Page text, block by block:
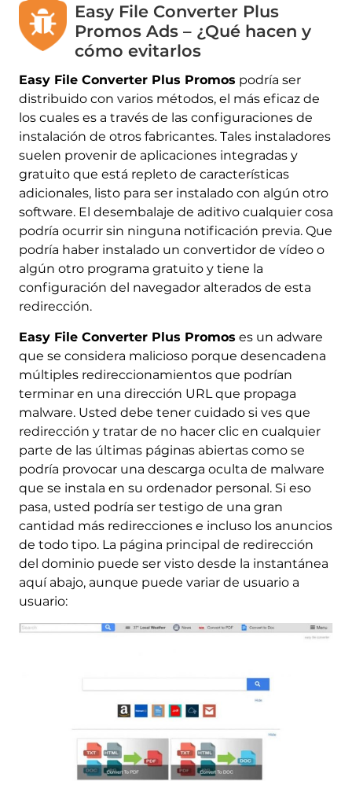
Easy File Converter Plus
Promos Ads – ¿Qué hacen y
cómo evitarlos
Easy File Converter Plus Promos podría ser
distribuido con varios métodos, el más eficaz de
los cuales es a través de las configuraciones de
instalación de otros fabricantes. Tales instaladores
suelen provenir de aplicaciones integradas y
gratuito que está repleto de características
adicionales, listo para ser instalado con algún otro
software. El desembalaje de aditivo cualquier cosa
podría ocurrir sin ninguna notificación previa. Que
podría haber instalado un convertidor de vídeo o
algún otro programa gratuito y tiene la
configuración del navegador alterados de esta
redirección.
Easy File Converter Plus Promos es un adware
que se considera malicioso porque desencadena
múltiples redireccionamientos que podrían
terminar en una dirección URL que propaga
malware. Usted debe tener cuidado si ves que
redirección y tratar de no hacer clic en cualquier
parte de las últimas páginas abiertas como se
podría provocar una descarga oculta de malware
que se instala en su ordenador personal. Si eso
pasa, usted podría ser testigo de una gran
cantidad más redirecciones e incluso los anuncios
de todo tipo. La página principal de redirección
del dominio puede ser visto desde la instantánea
aquí abajo, aunque puede variar de usuario a
usuario: